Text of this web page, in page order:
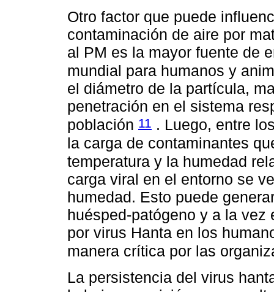
Otro factor que puede
contaminación de aire por
al PM es la mayor fuente de
mundial para humanos y
el diámetro de la partícula,
penetración en el sistema
población 11 . Luego, entre
la carga de contaminantes
temperatura y la humedad
carga viral en el entorno se
humedad. Esto puede
huésped-patógeno y a la
por virus Hanta en los
manera crítica por las
La persistencia del virus